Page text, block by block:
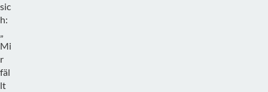
sic
h:
„
Mi
r
fäl
lt